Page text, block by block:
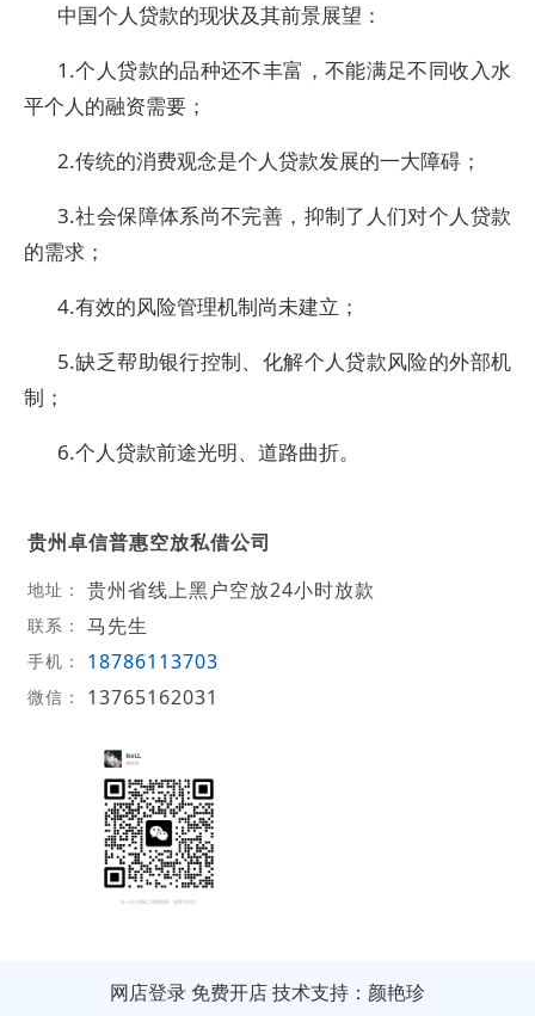
中国个人贷款的现状及其前景展望：
1.个人贷款的品种还不丰富，不能满足不同收入水
平个人的融资需要；
2.传统的消费观念是个人贷款发展的一大障碍；
3.社会保障体系尚不完善，抑制了人们对个人贷款
的需求；
4.有效的风险管理机制尚未建立；
5.缺乏帮助银行控制、化解个人贷款风险的外部机
制；
6.个人贷款前途光明、道路曲折。
贵州卓信普惠空放私借公司
地址： 贵州省线上黑户空放24小时放款
联系： 马先生
手机： 18786113703
微信： 13765162031
网店登录 免费开店技术支持：颜艳珍